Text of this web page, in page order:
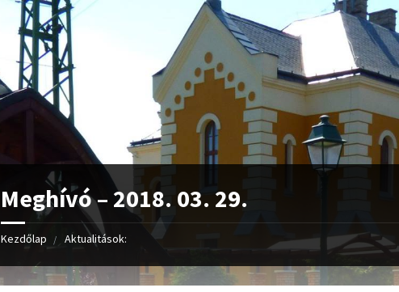
Meghívó – 2018. 03. 29.
Kezdőlap Aktualitások: